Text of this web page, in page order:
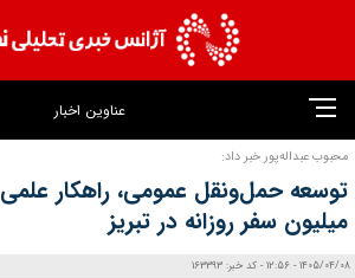
عناوین اخبار
محبوب عبداله‌پور خبر داد:
میلیون سفر روزانه در تبریز
1405/04/08 - 12:56 - کد خبر: 163393